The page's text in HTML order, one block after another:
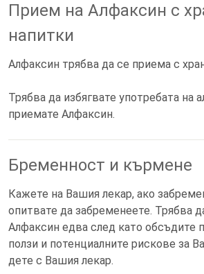
Прием на Алфаксин с
напитки
Алфаксин трябва да се приема с
Трябва да избягвате употребата на
приемате Алфаксин.
Бременност и кърмене
Кажете на Вашия лекар, ако
опитвате да забременеете. Трябва
Алфаксин едва след като обсъдите
ползи и потенциалните рискове за
дете с Вашия лекар.